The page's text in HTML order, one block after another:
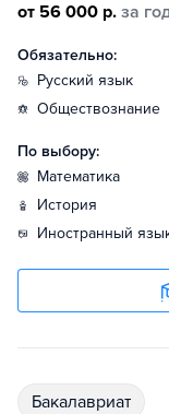
от 56 000 р. за
Обязательно:
русский язык
обществознание
По выбору:
математика
история
иностранный
бакалавриат